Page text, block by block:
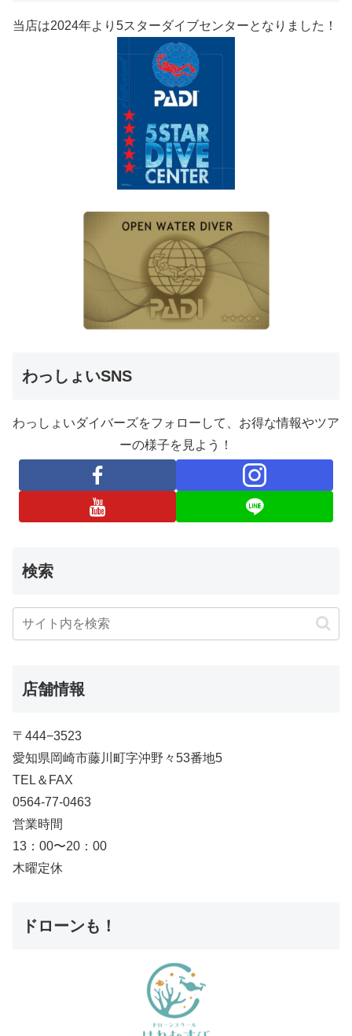
当店は2024年より5スターダイブセンターとなりました！
わっしょいSNS
わっしょいダイバーズをフォローして、お得な情報やツア
ーの様子を見よう！
検索
店舗情報
〒444−3523
愛知県岡崎市藤川町字沖野々53番地5
TEL＆FAX
0564-77-0463
営業時間
13：00〜20：00
木曜定休
ドローンも！